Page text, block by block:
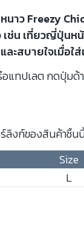
าว Freezy
เช่น เที่ยวญี่ปุ่
ะสบายใจเมื่อใ
ทปเลต กดปุ่มด้า
งก์ของสินค้าชิ้
Size
L